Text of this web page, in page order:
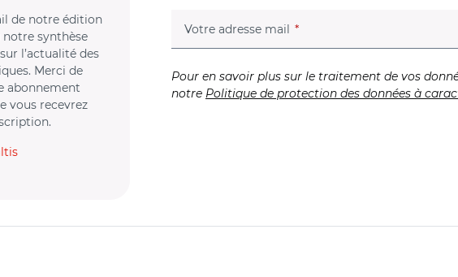
de notre édition
synthèse
l’actualité des
Merci de
abonnement
vous recevrez
Votre adresse mail (champ obligatoire)
Pour en savoir plus sur le traitement de vos
notre Politique de protection des données à